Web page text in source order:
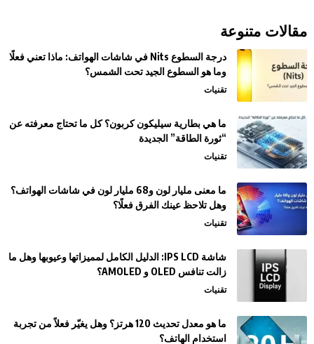
مقالات متنوعة
درجة السطوع Nits في شاشات الهواتف: ماذا تعني فعلًا
وما هو السطوع الجيد تحت الشمس؟
تقنيات
ما هي بطارية سيليكون كربون؟ كل ما تحتاج معرفته عن
“ثورة الطاقة” الجديدة
تقنيات
ما معنى مليار لون و68 مليار لون في شاشات الهواتف؟
وهل تلاحظ عينك الفرق فعلًا؟
تقنيات
شاشة IPS LCD: الدليل الكامل لمميزاتها وعيوبها وهل ما
زالت تنافس OLED و AMOLED؟
تقنيات
ما هو معدل تحديث 120 هرتز؟ وهل يغيّر فعلاً من تجربة
استخدام الهاتف؟